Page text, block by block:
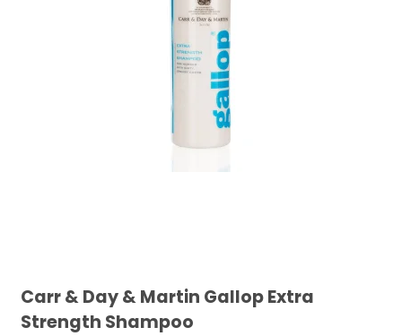
Carr & Day & Martin Gallop Extra
Strength Shampoo